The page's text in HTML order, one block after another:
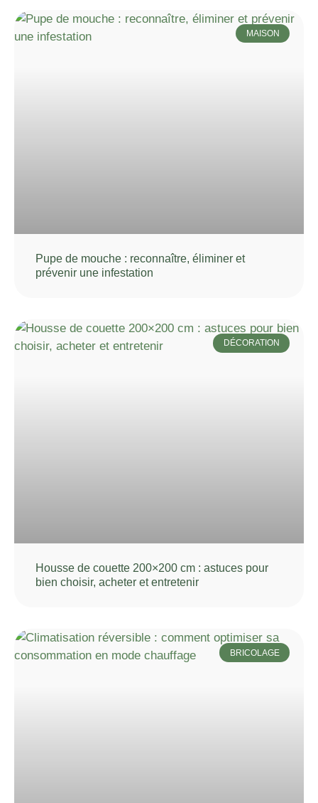
MAISON
Pupe de mouche : reconnaître, éliminer et
prévenir une infestation
DÉCORATION
Housse de couette 200×200 cm : astuces pour
bien choisir, acheter et entretenir
BRICOLAGE